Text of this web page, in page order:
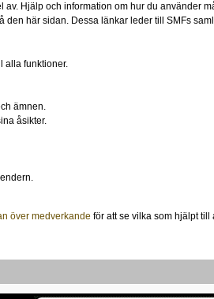
Hjälp och information om hur du använder
här sidan. Dessa länkar leder till SMFs
alla funktioner.
ämnen.
åsikter.
över medverkande för att se vilka som hjälpt till